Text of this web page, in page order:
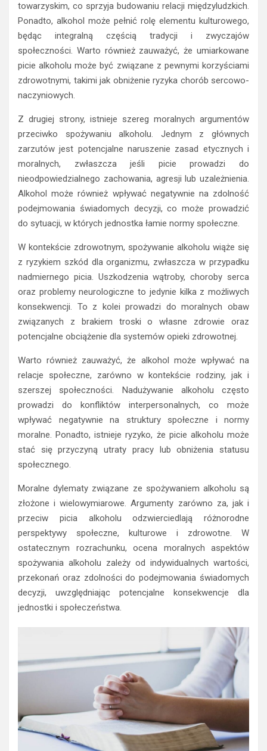
towarzyskim, co sprzyja budowaniu relacji międzyludzkich.
Ponadto, alkohol może pełnić rolę elementu kulturowego,
będąc integralną częścią tradycji i zwyczajów
społeczności. Warto również zauważyć, że umiarkowane
picie alkoholu może być związane z pewnymi korzyściami
zdrowotnymi, takimi jak obniżenie ryzyka chorób sercowo-
naczyniowych.
Z drugiej strony, istnieje szereg moralnych argumentów
przeciwko spożywaniu alkoholu. Jednym z głównych
zarzutów jest potencjalne naruszenie zasad etycznych i
moralnych, zwłaszcza jeśli picie prowadzi do
nieodpowiedzialnego zachowania, agresji lub uzależnienia.
Alkohol może również wpływać negatywnie na zdolność
podejmowania świadomych decyzji, co może prowadzić
do sytuacji, w których jednostka łamie normy społeczne.
W kontekście zdrowotnym, spożywanie alkoholu wiąże się
z ryzykiem szkód dla organizmu, zwłaszcza w przypadku
nadmiernego picia. Uszkodzenia wątroby, choroby serca
oraz problemy neurologiczne to jedynie kilka z możliwych
konsekwencji. To z kolei prowadzi do moralnych obaw
związanych z brakiem troski o własne zdrowie oraz
potencjalne obciążenie dla systemów opieki zdrowotnej.
Warto również zauważyć, że alkohol może wpływać na
relacje społeczne, zarówno w kontekście rodziny, jak i
szerszej społeczności. Nadużywanie alkoholu często
prowadzi do konfliktów interpersonalnych, co może
wpływać negatywnie na struktury społeczne i normy
moralne. Ponadto, istnieje ryzyko, że picie alkoholu może
stać się przyczyną utraty pracy lub obniżenia statusu
społecznego.
Moralne dylematy związane ze spożywaniem alkoholu są
złożone i wielowymiarowe. Argumenty zarówno za, jak i
przeciw picia alkoholu odzwierciedlają różnorodne
perspektywy społeczne, kulturowe i zdrowotne. W
ostatecznym rozrachunku, ocena moralnych aspektów
spożywania alkoholu zależy od indywidualnych wartości,
przekonań oraz zdolności do podejmowania świadomych
decyzji, uwzględniając potencjalne konsekwencje dla
jednostki i społeczeństwa.